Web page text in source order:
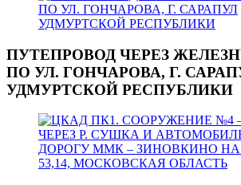
ПУТЕПРОВОД ЧЕРЕЗ
ПО УЛ. ГОНЧАРОВА, Г.
УДМУРТСКОЙ РЕСПУБЛИКИ